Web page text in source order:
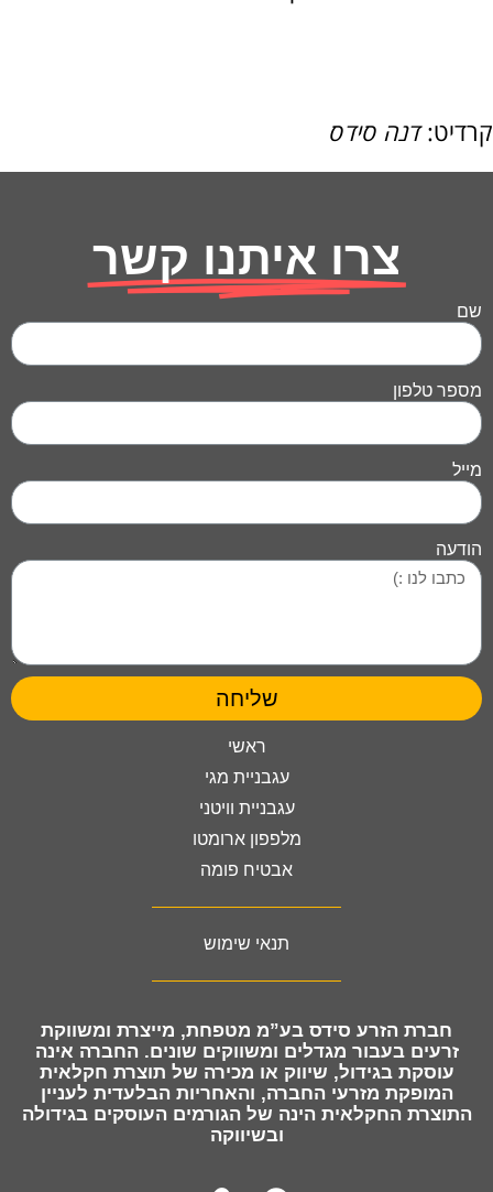
קרדיט:דנה סידס
צרו איתנו קשר
שם
מספר טלפון
מייל
הודעה
שליחה
ראשי
עגבניית מגי
עגבניית וויטני
מלפפון ארומטו
אבטיח פומה
תנאי שימוש
חברת הזרע סידס בע”מ מטפחת, מייצרת ומשווקת
זרעיםבעבור מגדלים ומשווקים שונים. החברה אינה
עוסקת בגידול, שיווק או מכירה של תוצרת חקלאית
המופקת מזרעי החברה, והאחריות הבלעדית לעניין
התוצרת החקלאית הינה של הגורמים העוסקים בגידולה
ובשיווקה